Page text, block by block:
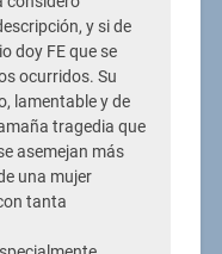
y si de
doy FE que se
ocurridos. Su
lamentable y de
tragedia que
asemejan más
una mujer
tanta